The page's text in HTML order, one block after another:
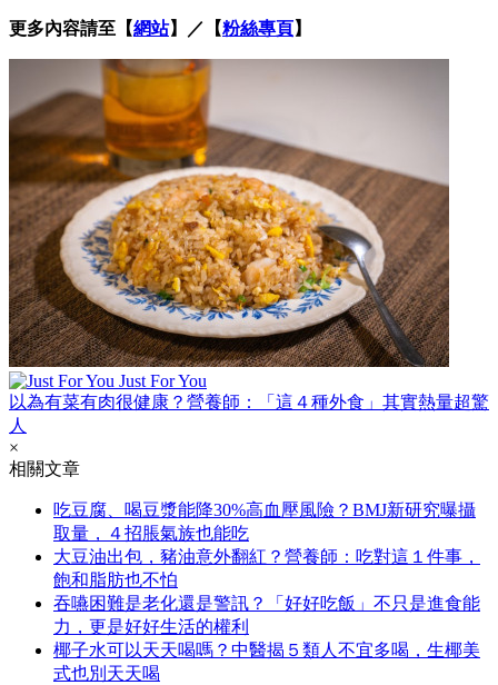
更多內容請至【網站】／【粉絲專頁】
Just For You
以為有菜有肉很健康？營養師：「這４種外食」其實熱量超驚
人
×
相關文章
吃豆腐、喝豆漿能降30%高血壓風險？BMJ新研究曝攝
取量，４招脹氣族也能吃
大豆油出包，豬油意外翻紅？營養師：吃對這１件事，
飽和脂肪也不怕
吞嚥困難是老化還是警訊？「好好吃飯」不只是進食能
力，更是好好生活的權利
椰子水可以天天喝嗎？中醫揭５類人不宜多喝，生椰美
式也別天天喝